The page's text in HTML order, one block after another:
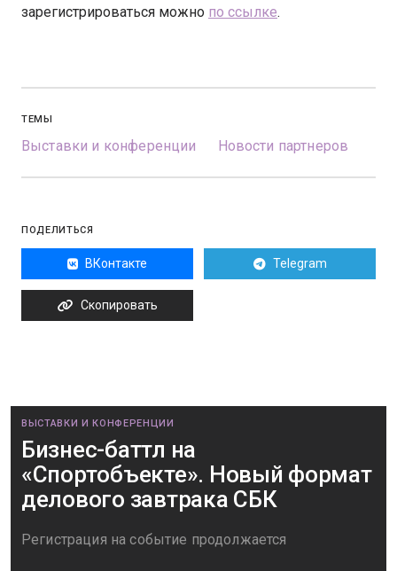
зарегистрироваться можно по ссылке.
ТЕМЫ
Выставки и конференции Новости партнеров
ПОДЕЛИТЬСЯ
ВКонтакте Telegram
Скопировать
ВЫСТАВКИ И КОНФЕРЕНЦИИ
Бизнес-баттл на
«Спортобъекте». Новый формат
делового завтрака СБК
Регистрация на событие продолжается